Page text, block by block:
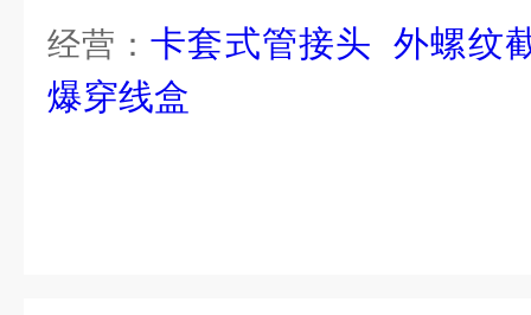
经营：卡套式管接头
外螺纹
爆穿线盒